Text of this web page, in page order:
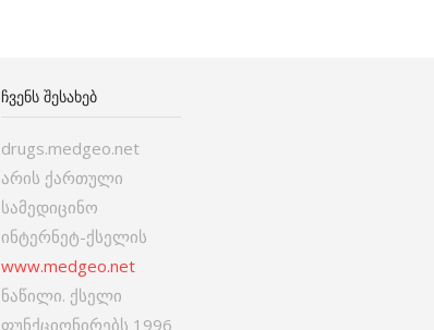
ᲩᲕᲔᲜᲡ ᲨᲔᲡᲐᲮᲔᲑ
drugs.medgeo.net
არის ქართული
სამედიცინო
ინტერნეტ-ქსელის
www.medgeo.net
ნაწილი. ქსელი
ფუნქციონირებს 1996